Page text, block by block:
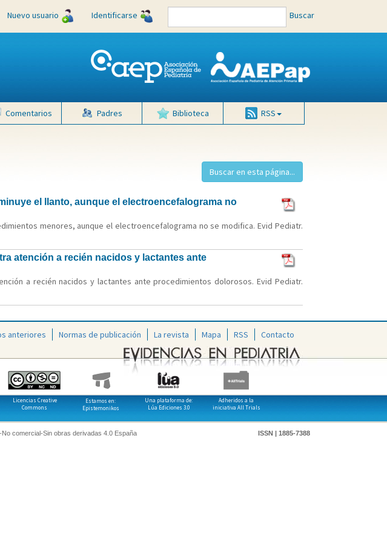
Nuevo usuario Identificarse Buscar
Comentarios Padres Biblioteca RSS
el llanto, aunque el electroencefalograma no
menores, aunque el electroencefalograma no se modifica. Evid Pediatr.
atención a recién nacidos y lactantes ante
a recién nacidos y lactantes ante procedimientos dolorosos. Evid Pediatr.
anteriores Normas de publicación La revista Mapa RSS Contacto
Licencias Creative
Commons
Estamos en:
Epistemonikos
Una plataforma de:
Lúa Ediciones 3.0
Adheridos a la
iniciativa All Trials
No comercial-Sin obras derivadas 4.0 España ISSN | 1885-7388